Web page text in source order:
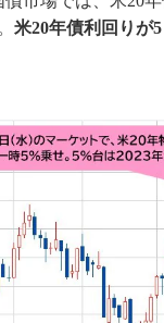
米20年債利回りが